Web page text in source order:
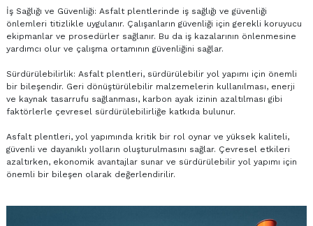
İş Sağlığı ve Güvenliği: Asfalt plentlerinde iş sağlığı ve güvenliği
önlemleri titizlikle uygulanır. Çalışanların güvenliği için gerekli koruyucu
ekipmanlar ve prosedürler sağlanır. Bu da iş kazalarının önlenmesine
yardımcı olur ve çalışma ortamının güvenliğini sağlar.
Sürdürülebilirlik: Asfalt plentleri, sürdürülebilir yol yapımı için önemli
bir bileşendir. Geri dönüştürülebilir malzemelerin kullanılması, enerji
ve kaynak tasarrufu sağlanması, karbon ayak izinin azaltılması gibi
faktörlerle çevresel sürdürülebilirliğe katkıda bulunur.
Asfalt plentleri, yol yapımında kritik bir rol oynar ve yüksek kaliteli,
güvenli ve dayanıklı yolların oluşturulmasını sağlar. Çevresel etkileri
azaltırken, ekonomik avantajlar sunar ve sürdürülebilir yol yapımı için
önemli bir bileşen olarak değerlendirilir.